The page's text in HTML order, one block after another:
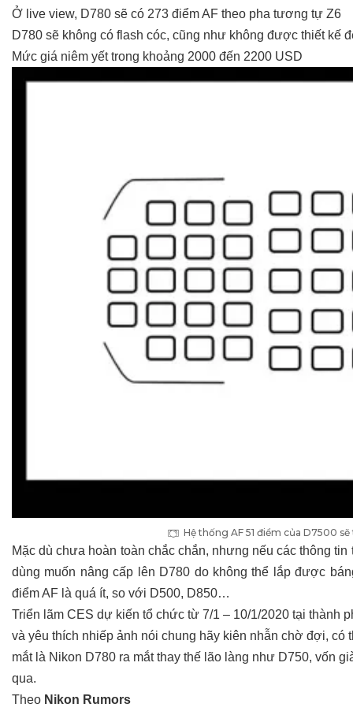
Ở live view, D780 sẽ có 273 điểm AF theo pha tương tự Z6
D780 sẽ không có flash cóc, cũng như không được thiết kế
Mức giá niêm yết trong khoảng 2000 đến 2200 USD
Hệ thống AF 51 điểm của D7500
Mặc dù chưa hoàn toàn chắc chắn, nhưng nếu các thông
dùng muốn nâng cấp lên D780 do không thể lắp được
điểm AF là quá ít, so với D500, D850…
Triển lãm CES dự kiến tổ chức từ 7/1 – 10/1/2020 tại thành
và yêu thích nhiếp ảnh nói chung hãy kiên nhẫn chờ đợi,
mắt là Nikon D780 ra mắt thay thế lão làng như D750, vốn
qua.
Theo Nikon Rumors